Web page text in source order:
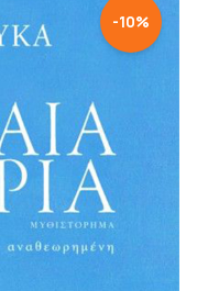
-10%